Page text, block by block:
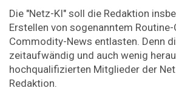
Die "Netz-KI" soll die Redaktion
Erstellen von sogenanntem
Commodity-News entlasten. Denn
zeitaufwändig und auch wenig
hochqualifizierten Mitglieder der
Redaktion.